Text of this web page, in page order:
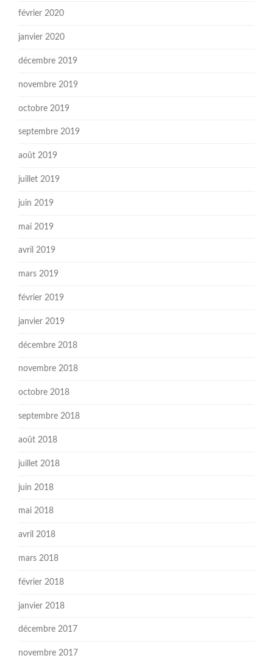
février 2020
janvier 2020
décembre 2019
novembre 2019
octobre 2019
septembre 2019
août 2019
juillet 2019
juin 2019
mai 2019
avril 2019
mars 2019
février 2019
janvier 2019
décembre 2018
novembre 2018
octobre 2018
septembre 2018
août 2018
juillet 2018
juin 2018
mai 2018
avril 2018
mars 2018
février 2018
janvier 2018
décembre 2017
novembre 2017